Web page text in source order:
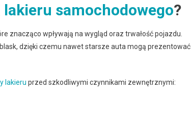
lakieru samochodowego?
znacząco wpływają na wygląd oraz trwałość pojazdu.
dzięki czemu nawet starsze auta mogą prezentować
lakieru przed szkodliwymi czynnikami zewnętrznymi: